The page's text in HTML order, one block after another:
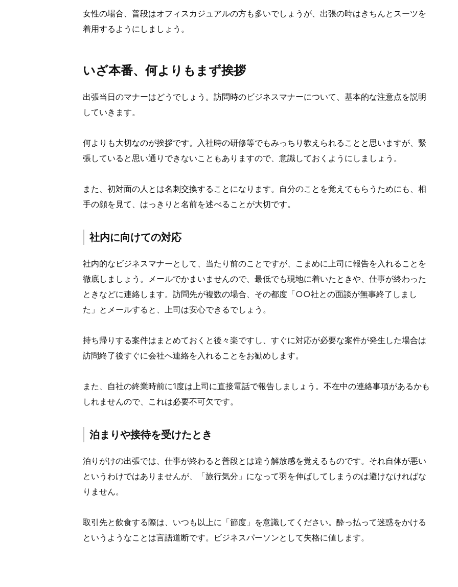
女性の場合、普段はオフィスカジュアルの方も多いでしょうが、出張の時はきちんとスーツを
着用するようにしましょう。
いざ本番、何よりもまず挨拶
出張当日のマナーはどうでしょう。訪問時のビジネスマナーについて、基本的な注意点を説明
していきます。
何よりも大切なのが挨拶です。入社時の研修等でもみっちり教えられることと思いますが、緊
張していると思い通りできないこともありますので、意識しておくようにしましょう。
また、初対面の人とは名刺交換することになります。自分のことを覚えてもらうためにも、相
手の顔を見て、はっきりと名前を述べることが大切です。
社内に向けての対応
社内的なビジネスマナーとして、当たり前のことですが、こまめに上司に報告を入れることを
徹底しましょう。メールでかまいませんので、最低でも現地に着いたときや、仕事が終わった
ときなどに連絡します。訪問先が複数の場合、その都度「○○社との面談が無事終了しまし
た」とメールすると、上司は安心できるでしょう。
持ち帰りする案件はまとめておくと後々楽ですし、すぐに対応が必要な案件が発生した場合は
訪問終了後すぐに会社へ連絡を入れることをお勧めします。
また、自社の終業時前に1度は上司に直接電話で報告しましょう。不在中の連絡事項があるかも
しれませんので、これは必要不可欠です。
泊まりや接待を受けたとき
泊りがけの出張では、仕事が終わると普段とは違う解放感を覚えるものです。それ自体が悪い
というわけではありませんが、「旅行気分」になって羽を伸ばしてしまうのは避けなければな
りません。
取引先と飲食する際は、いつも以上に「節度」を意識してください。酔っ払って迷惑をかける
というようなことは言語道断です。ビジネスパーソンとして失格に値します。